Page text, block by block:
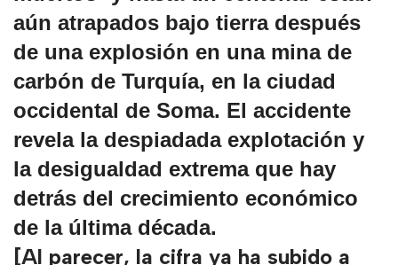
aún atrapados bajo tierra después
de una explosión en una mina de
carbón de Turquía, en la ciudad
occidental de Soma. El accidente
revela la despiadada explotación y
la desigualdad extrema que hay
detrás del crecimiento económico
de la última década.
[Al parecer, la cifra ya ha subido a